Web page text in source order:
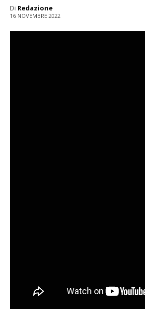
Di Redazione
16 NOVEMBRE 2022